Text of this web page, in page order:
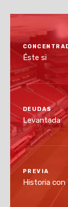
Éste si
DEUDAS
Levantada
PREVIA
Historia con